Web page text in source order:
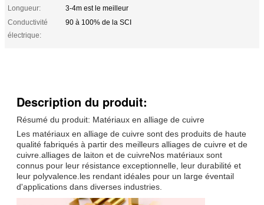
Longueur:
3-4m est le meilleur
Conductivité
électrique:
90 à 100% de la SCI
Description du produit:
Résumé du produit: Matériaux en alliage de cuivre
Les matériaux en alliage de cuivre sont des produits de haute
qualité fabriqués à partir des meilleurs alliages de cuivre et de
cuivre.alliages de laiton et de cuivreNos matériaux sont
connus pour leur résistance exceptionnelle, leur durabilité et
leur polyvalence.les rendant idéales pour un large éventail
d'applications dans diverses industries.